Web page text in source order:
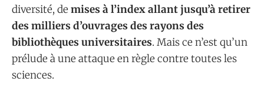
diversité, de mises à l’index allant jusqu’à retirer
des milliers d’ouvrages des rayons des
bibliothèques universitaires. Mais ce n’est qu’un
prélude à une attaque en règle contre toutes les
sciences.